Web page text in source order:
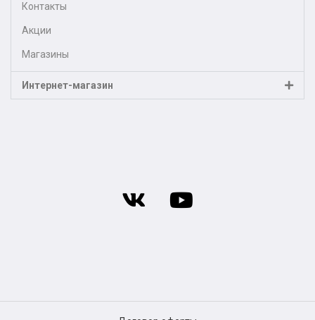
Контакты
Акции
Магазины
Интернет-магазин